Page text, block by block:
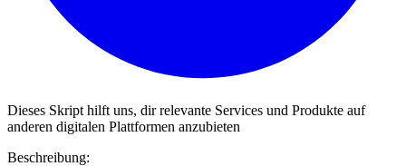
Dieses Skript hilft uns, dir relevante Services und Produkte auf
anderen digitalen Plattformen anzubieten
Beschreibung: